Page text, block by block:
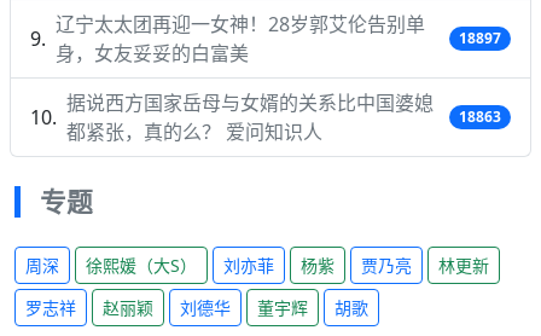
辽宁太太团再迎一女神！28岁郭艾伦告别单
身，女友妥妥的白富美
18897
据说西方国家岳母与女婿的关系比中国婆媳
都紧张，真的么？ 爱问知识人
18863
专题
周深 徐熙媛（大S） 刘亦菲 杨紫 贾乃亮
林更新
罗志祥
赵丽颖 刘德华 董宇辉 胡歌